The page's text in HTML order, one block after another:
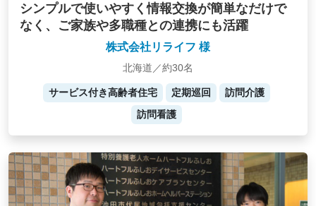
シンプルで使いやすく情報交換が簡単なだけで
なく、ご家族や多職種との連携にも活躍
株式会社リライフ 様
北海道／約30名
サービス付き高齢者住宅 定期巡回
訪問介護
訪問看護